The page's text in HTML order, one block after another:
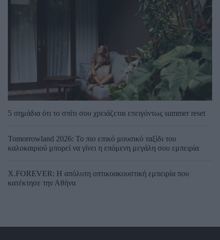
5 σημάδια ότι το σπίτι σου χρειάζεται επειγόντως summer reset
Tomorrowland 2026: Το πιο επικό μουσικό ταξίδι του
καλοκαιριού μπορεί να γίνει η επόμενη μεγάλη σου εμπειρία
X.FOREVER: Η απόλυτη οπτικοακουστική εμπειρία που
κατέκτησε την Αθήνα